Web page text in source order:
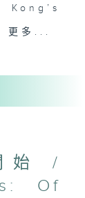
to
Livia
coffee,
the
更多...
始 /
Of